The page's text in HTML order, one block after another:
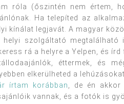
róla (őszintén nem értem,
Ha telepíted az
kínálat legjavát. A magyar
helyi szolgáltató megtalálható
rá a helyre a Yelpen, és
éttermek, és
elkerülheted a
írtam korábban
, de én
vannak, és a fotók is